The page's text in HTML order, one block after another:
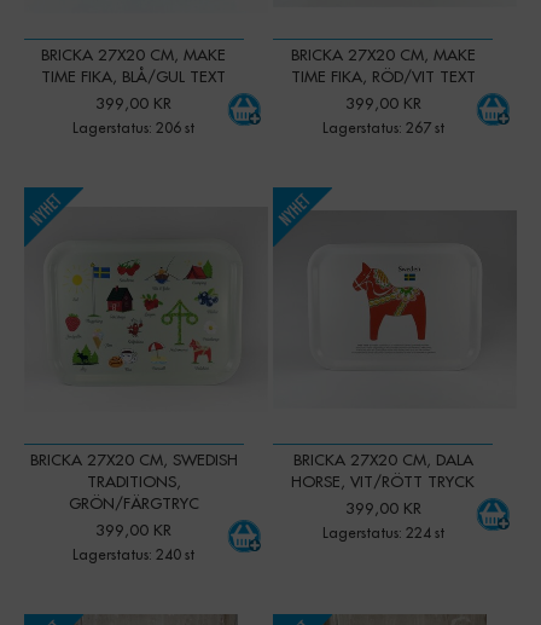
BRICKA 27X20 CM, MAKE
TIME FIKA, BLÅ/GUL TEXT
399,00 KR
Lagerstatus: 206 st
BRICKA 27X20 CM, MAKE
TIME FIKA, RÖD/VIT TEXT
399,00 KR
Lagerstatus: 267 st
BRICKA 27X20 CM, SWEDISH
TRADITIONS,
GRÖN/FÄRGTRYC
399,00 KR
Lagerstatus: 240 st
Qty:
BRICKA 27X20 CM, DALA
HORSE, VIT/RÖTT TRYCK
399,00 KR
Lagerstatus: 224 st
Qty: